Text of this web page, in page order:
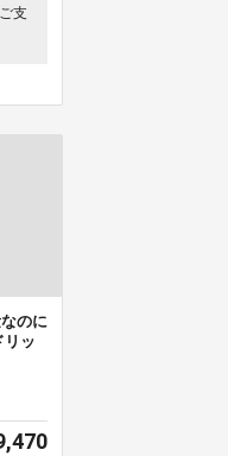
支
のに
リッ